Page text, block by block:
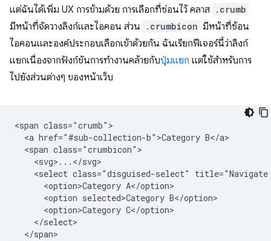
แต่ฉันได้เพิ่ม UX การข้ามด้วย การเลือกที่ซ่อนไว้ คลาส .crumb
มีหน้าที่จัดวางลิงก์และไอคอน ส่วน .crumbicon มีหน้าที่ซ้อน
ไอคอนและองค์ประกอบเลือกเข้าด้วยกัน ฉันเรียกฟีเจอร์นี้ว่าลิงก์
แยกเนื่องจากฟังก์ชันการทำงานคล้ายกับปุ่มแยก แต่ใช้สำหรับการ
ไปยังส่วนต่างๆ ของหน้าเว็บ
<span class="crumb">
  <a href="#sub-collection-b">Category B</a>
  <span class="crumbicon">
    <svg>...</svg>
<select class="disguised-select"
      <option>Category A</option>
      <option selected>Category B</option>
      <option>Category C</option>
    </select>
  </span>